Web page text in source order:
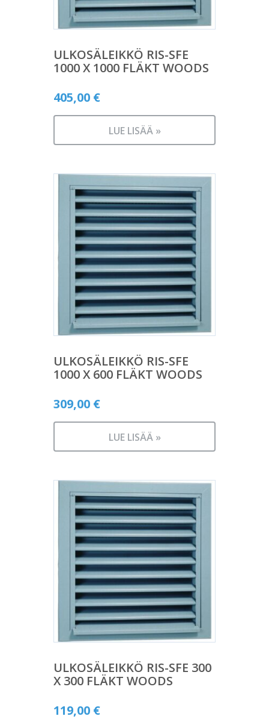
ULKOSÄLEIKKÖ RIS-SFE
1000 X 1000 FLÄKT WOODS
405,00 €
LUE LISÄÄ »
ULKOSÄLEIKKÖ RIS-SFE
1000 X 600 FLÄKT WOODS
309,00 €
LUE LISÄÄ »
ULKOSÄLEIKKÖ RIS-SFE 300
X 300 FLÄKT WOODS
119,00 €